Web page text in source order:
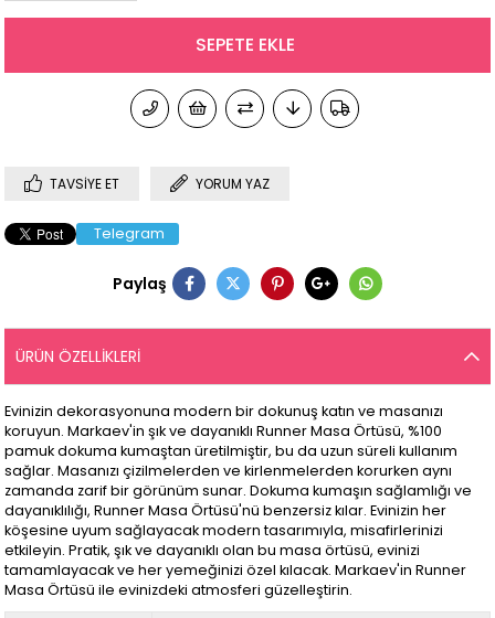
TAVSIYE ET YORUM YAZ
Telegram
Paylaş
ÜRÜN ÖZELLIKLERI
Evinizin dekorasyonuna modern bir dokunuş katın ve masanızı
koruyun. Markaev'in şık ve dayanıklı Runner Masa Örtüsü, %100
pamuk dokuma kumaştan üretilmiştir, bu da uzun süreli kullanım
sağlar. Masanızı çizilmelerden ve kirlenmelerden korurken aynı
zamanda zarif bir görünüm sunar. Dokuma kumaşın sağlamlığı ve
dayanıklılığı, Runner Masa Örtüsü'nü benzersiz kılar. Evinizin her
köşesine uyum sağlayacak modern tasarımıyla, misafirlerinizi
etkileyin. Pratik, şık ve dayanıklı olan bu masa örtüsü, evinizi
tamamlayacak ve her yemeğinizi özel kılacak. Markaev'in Runner
Masa Örtüsü ile evinizdeki atmosferi güzelleştirin.